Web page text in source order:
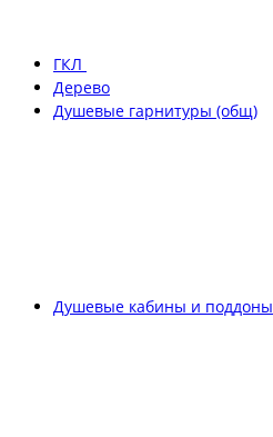
ГКЛ
Дерево
Душевые гарнитуры (общ)
Душевые кабины и поддоны